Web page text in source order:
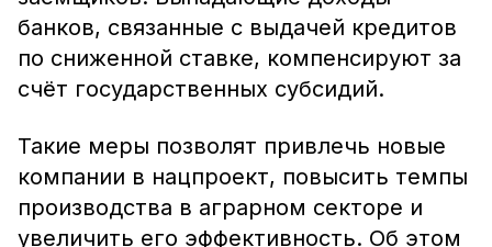
банков, связанные с выдачей кредитов
по сниженной ставке, компенсируют за
счёт государственных субсидий.
Такие меры позволят привлечь новые
компании в нацпроект, повысить темпы
производства в аграрном секторе и
увеличить его эффективность. Об этом